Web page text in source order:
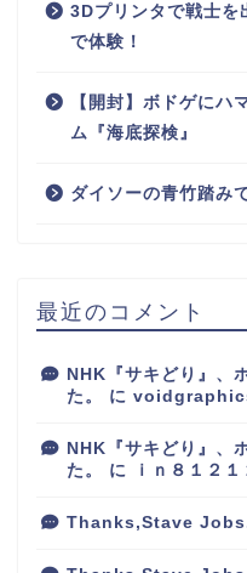
3Dプリンタで戦士を
で体験！
【開封】ボドゲにハ
ム『海底探検』
ダイソーの青竹踏み
最近のコメント
NHK『サキどり』、
た。
に
NHK『サキどり』、
た。
に ｉｎ８１２１
Thanks,Stave